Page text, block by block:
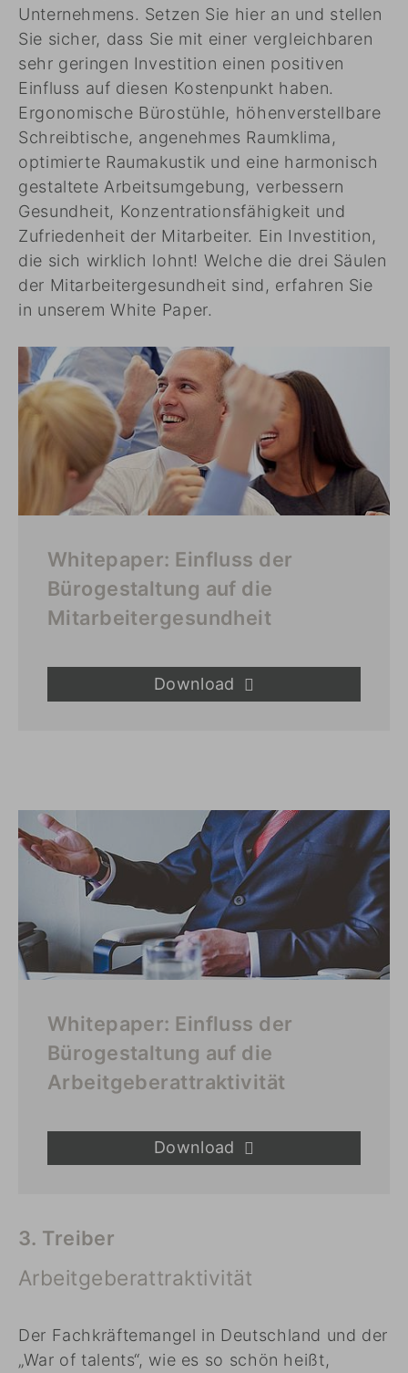
Unternehmens. Setzen Sie hier an und stellen
Sie sicher, dass Sie mit einer vergleichbaren
sehr geringen Investition einen positiven
Einfluss auf diesen Kostenpunkt haben.
Ergonomische Bürostühle, höhenverstellbare
Schreibtische, angenehmes Raumklima,
optimierte Raumakustik und eine harmonisch
gestaltete Arbeitsumgebung, verbessern
Gesundheit, Konzentrationsfähigkeit und
Zufriedenheit der Mitarbeiter. Ein Investition,
die sich wirklich lohnt! Welche die drei Säulen
der Mitarbeitergesundheit sind, erfahren Sie
in unserem White Paper.
Whitepaper: Einfluss der
Bürogestaltung auf die
Mitarbeitergesundheit
Download
Whitepaper: Einfluss der
Bürogestaltung auf die
Arbeitgeberattraktivität
Download
3. Treiber
Arbeitgeberattraktivität
Der Fachkräftemangel in Deutschland und der
„War of talents“, wie es so schön heißt,